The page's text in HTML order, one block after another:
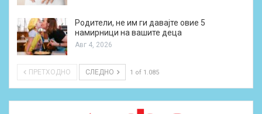
Родители, не им ги давајте овие 5
намирници на вашите деца
Авг 4, 2026
ПРЕТХОДНО СЛЕДНО 1 of 1.085